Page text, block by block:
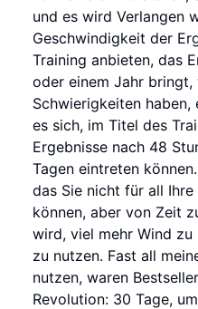
und es wird Verlangen
Geschwindigkeit der
Training anbieten, das
oder einem Jahr
Schwierigkeiten
es sich, im Titel des
Ergebnisse nach 48
Tagen eintreten
das Sie nicht für all
können, aber von Zeit
wird, viel mehr Wind zu
zu nutzen. Fast all
nutzen, waren
Revolution: 30 Tage,